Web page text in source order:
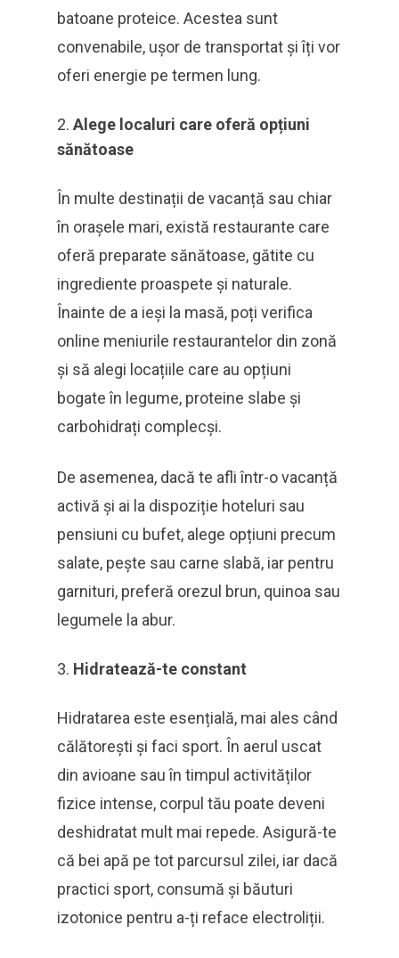
batoane proteice. Acestea sunt
convenabile, ușor de transportat și îți vor
oferi energie pe termen lung.
Alege localuri care oferă opțiuni
sănătoase
În multe destinații de vacanță sau chiar
în orașele mari, există restaurante care
oferă preparate sănătoase, gătite cu
ingrediente proaspete și naturale.
Înainte de a ieși la masă, poți verifica
online meniurile restaurantelor din zonă
și să alegi locațiile care au opțiuni
bogate în legume, proteine slabe și
carbohidrați complecși.
De asemenea, dacă te afli într-o vacanță
activă și ai la dispoziție hoteluri sau
pensiuni cu bufet, alege opțiuni precum
salate, pește sau carne slabă, iar pentru
garnituri, preferă orezul brun, quinoa sau
legumele la abur.
Hidratează-te constant
Hidratarea este esențială, mai ales când
călătorești și faci sport. În aerul uscat
din avioane sau în timpul activităților
fizice intense, corpul tău poate deveni
deshidratat mult mai repede. Asigură-te
că bei apă pe tot parcursul zilei, iar dacă
practici sport, consumă și băuturi
izotonice pentru a-ți reface electroliții.